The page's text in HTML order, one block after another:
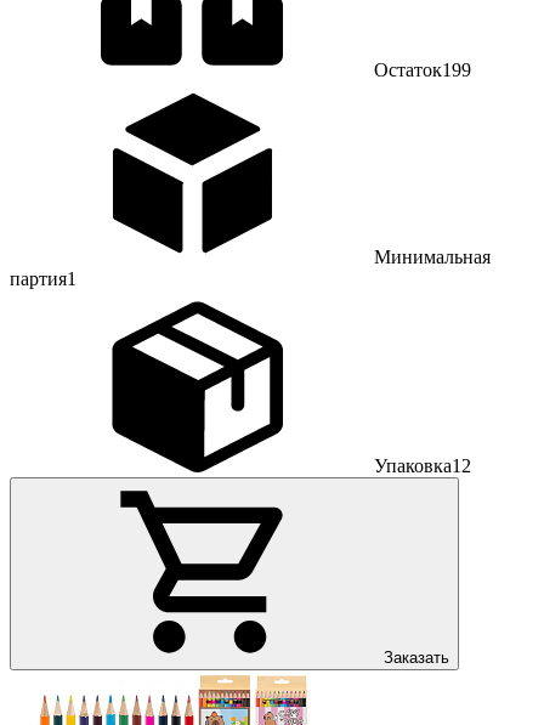
Остаток199
Минимальная
партия1
Упаковка12
Заказать